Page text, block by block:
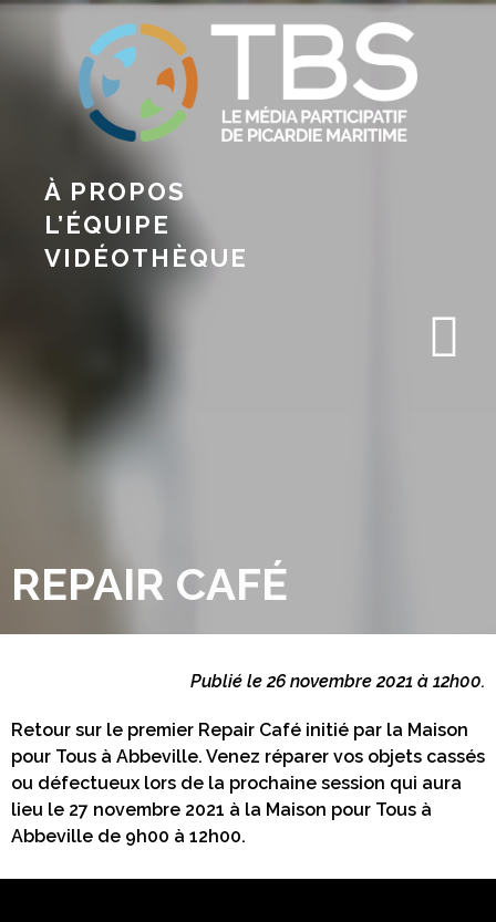
À PROPOS
L’ÉQUIPE
VIDÉOTHÈQUE
REPAIR CAFÉ
Publié le 26 novembre 2021 à 12h00.
Retour sur le premier Repair Café initié par la Maison
pour Tous à Abbeville. Venez réparer vos objets cassés
ou défectueux lors de la prochaine session qui aura
lieu le 27 novembre 2021 à la Maison pour Tous à
Abbeville de 9h00 à 12h00.